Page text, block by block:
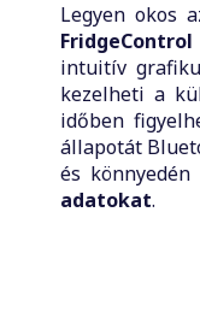
Legyen okos
FridgeControl
intuitív
kezelheti a
időben
állapotát
és
adatokat.